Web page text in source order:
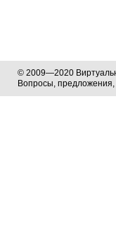
© 2009—2020
Вопросы,